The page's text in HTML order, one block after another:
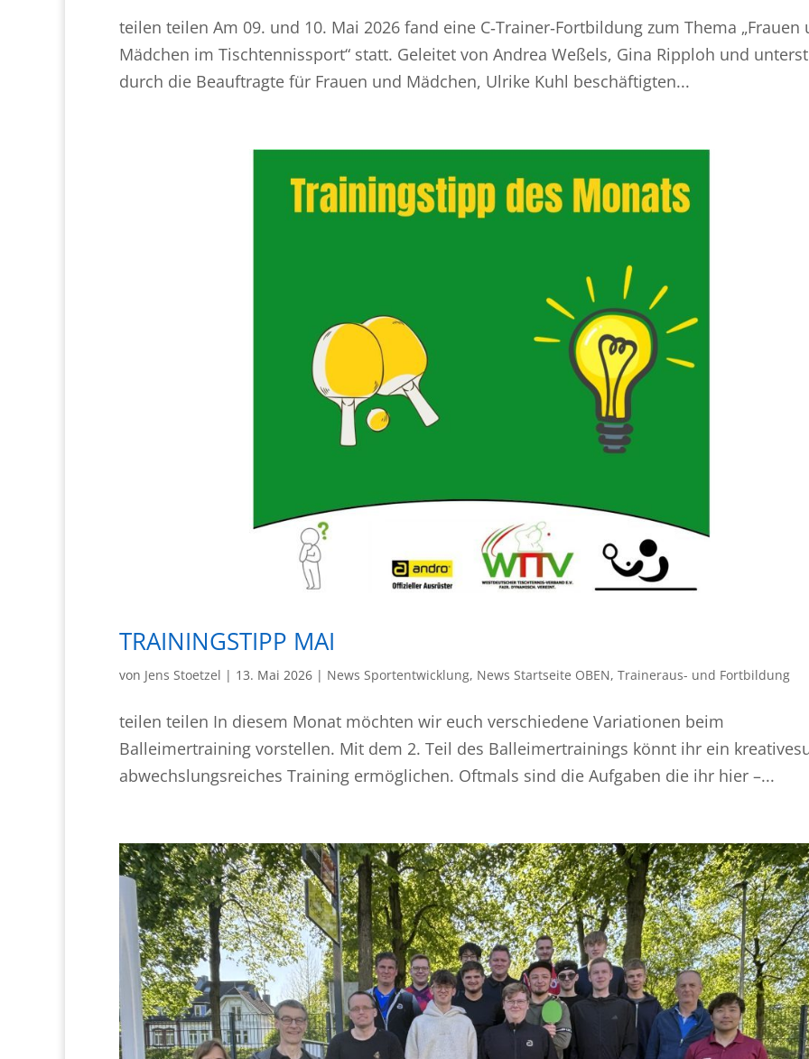
teilen teilen Am 09. und 10. Mai 2026 fand eine C‑Trainer‑Fortbildung zum Thema „Frauen
Mädchen im Tischtennissport“ statt. Geleitet von Andrea Weßels, Gina Ripploh und
durch die Beauftragte für Frauen und Mädchen, Ulrike Kuhl beschäftigten...
TRAININGSTIPP MAI
von Jens Stoetzel | 13. Mai 2026 | News Sportentwicklung, News Startseite OBEN, Traineraus- und Fortbildung
teilen teilen In diesem Monat möchten wir euch verschiedene Variationen beim
Balleimertraining vorstellen. Mit dem 2. Teil des Balleimertrainings könnt ihr ein
abwechslungsreiches Training ermöglichen. Oftmals sind die Aufgaben die ihr hier –...